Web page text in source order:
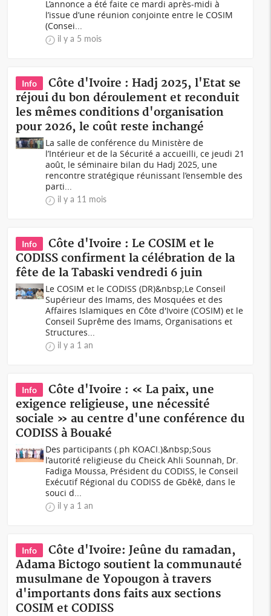
L’annonce a été faite ce mardi après-midi à
l’issue d’une réunion conjointe entre le COSIM
(Consei...
il y a 5 mois
Info
Côte d'Ivoire : Hadj 2025, l'Etat se
réjoui du bon déroulement et reconduit
les mêmes conditions d'organisation
pour 2026, le coût reste inchangé
La salle de conférence du Ministère de
l’Intérieur et de la Sécurité a accueilli, ce jeudi 21
août, le séminaire bilan du Hadj 2025, une
rencontre stratégique réunissant l’ensemble des
parti...
il y a 11 mois
Info
Côte d'Ivoire : Le COSIM et le
CODISS confirment la célébration de la
fête de la Tabaski vendredi 6 juin
Le COSIM et le CODISS (DR)&nbsp;Le Conseil
Supérieur des Imams, des Mosquées et des
Affaires Islamiques en Côte d'Ivoire (COSIM) et le
Conseil Suprême des Imams, Organisations et
Structures...
il y a 1 an
Info
Côte d'Ivoire : « La paix, une
exigence religieuse, une nécessité
sociale » au centre d'une conférence du
CODISS à Bouaké
Des participants (.ph KOACI.)&nbsp;Sous
l’autorité religieuse du Cheick Ahli Sounnah, Dr.
Fadiga Moussa, Président du CODISS, le Conseil
Exécutif Régional du CODISS de Gbêkê, dans le
souci d...
il y a 1 an
Info
Côte d'Ivoire: Jeûne du ramadan,
Adama Bictogo soutient la communauté
musulmane de Yopougon à travers
d'importants dons faits aux sections
COSIM et CODISS